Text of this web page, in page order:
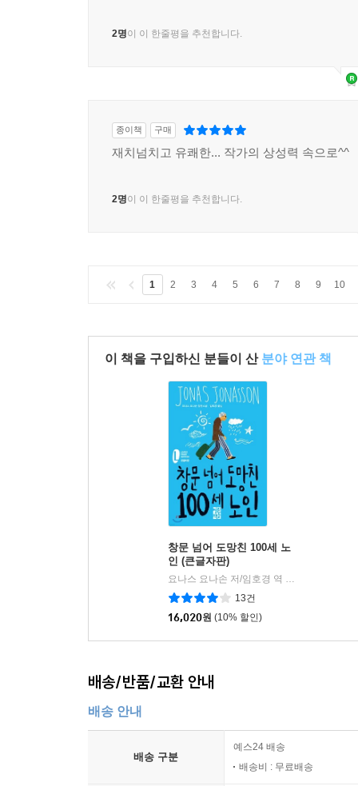
2명이 이 한줄평을 추천합니다.
종이책 구매
재치넘치고 유쾌한... 작가의 상성력 속으로^^
2명이 이 한줄평을 추천합니다.
1 2 3 4 5 6 7 8 9 10
이 책을 구입하신 분들이 산 분야 연관 책
창문 넘어 도망친 100세 노
인 (큰글자판)
요나스 요나손 저/임호경 역 | 열린책들
13건
16,020원 (10% 할인)
배송/반품/교환 안내
배송 안내
배송 구분
예스24 배송
배송비 : 무료배송